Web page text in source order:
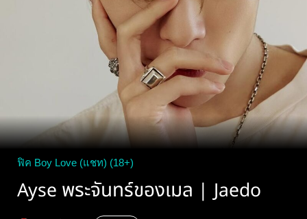
ฟิค Boy Love (แชท) (18+)
Ayse พระจันทร์ของเมล | Jaedo